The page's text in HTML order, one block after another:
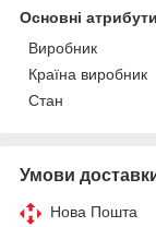
Основні атрибути
Виробник
Країна виробник
Стан
Умови
Нова Пошта